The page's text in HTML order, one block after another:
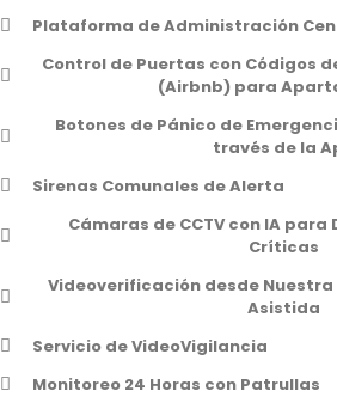
Plataforma de Administración
Control de Puertas con Códigos
(Airbnb) para
Botones de Pánico de
través de la
Sirenas Comunales de Alerta
Cámaras de CCTV con IA
Críticas
Videoverificación desde
Asistida
Servicio de VideoVigilancia
Monitoreo 24 Horas con Patrullas